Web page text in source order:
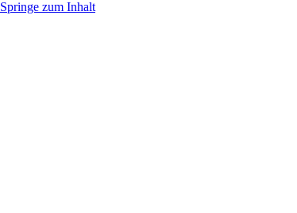
Springe zum Inhalt